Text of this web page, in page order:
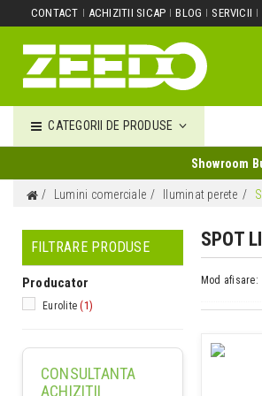
CONTACT ACHIZITII SICAP BLOG SERVICII
CATEGORII DE PRODUSE
Showroom
Lumini comerciale Iluminat perete
FILTRARE PRODUSE
Producator
Eurolite (1)
CONSULTANTA
ACHIZITII
SPOT
Mod afisare: